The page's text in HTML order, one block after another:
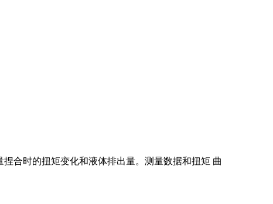
合时的扭矩变化和液体排出量。测量数据和扭矩 曲